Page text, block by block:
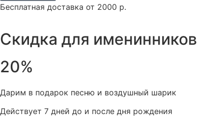
Бесплатная доставка от 2000 р.
Скидка для именинников
20%
Дарим в подарок песню и воздушный шарик
Действует 7 дней до и после дня рождения